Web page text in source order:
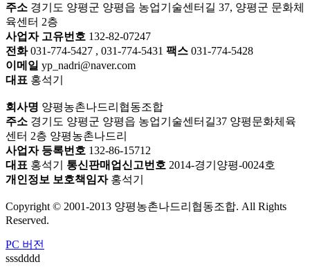
주소 경기도 양평군 양평읍 농업기술센터길 37, 양평군 문화체
육센터 2층
사업자 고유번호 132-82-07247
전화031-774-5427 , 031-774-5431 팩스 031-774-5428
이메일 yp_nadri@naver.com
대표 홍석기
회사명 양평농촌나드리협동조합
주소 경기도 양평군 양평읍 농업기술센터길37 양평문화체육
센터 2층 양평농촌나드리
사업자 등록번호 132-86-15712
대표 홍석기 통신판매업신고번호 2014-경기양평-0024호
개인정보 보호책임자홍석기
Copyright © 2001-2013 양평농촌나드리협동조합. All Rights
Reserved.
PC 버전
sssdddd